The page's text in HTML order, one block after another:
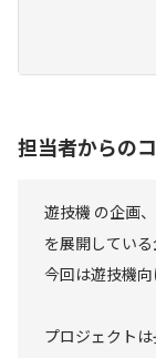
担当者からの
遊技機 の企画
を展開している
今回は遊技機
プロジェクトは